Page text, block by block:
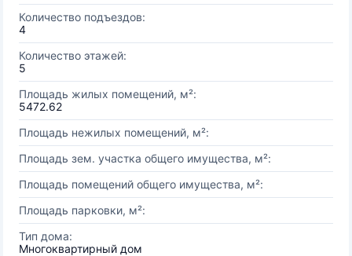
Количество подъездов:
4
Количество этажей:
5
Площадь жилых помещений, м²:
5472.62
Площадь нежилых помещений, м²:
Площадь зем. участка общего имущества, м²:
Площадь помещений общего имущества, м²:
Площадь парковки, м²:
Тип дома:
Многоквартирный дом